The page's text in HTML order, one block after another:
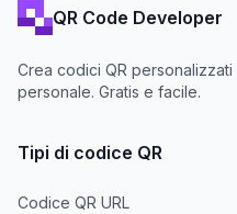
QR Code Developer
Crea codici QR
personale. Gratis e facile.
Tipi di codice QR
Codice QR URL